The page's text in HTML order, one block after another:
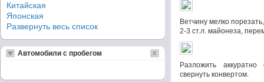
Ветчину мелко
2-3 ст.л. майонеза,
Разложить
свернуть конвертом.
Китайская
Японская
Развернуть весь список
Автомобили с пробегом